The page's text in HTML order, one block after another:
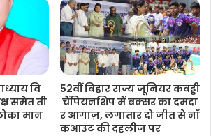
वि
समेत ती
मान
52वीं बिहार राज्य जूनियर कबड्डी
चैंपियनशिप में बक्सर का दमदा
र आगाज़, लगातार दो जीत से नॉ
कआउट की दहलीज पर